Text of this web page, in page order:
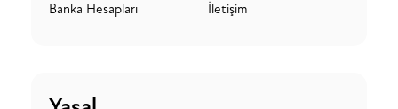
Banka Hesapları
İletişim